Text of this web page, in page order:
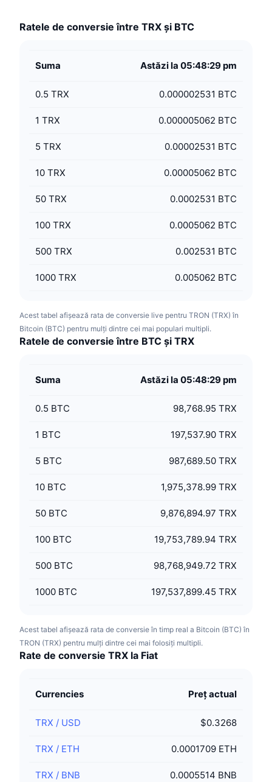
Ratele de conversie între TRX și BTC
Suma Astăzi la 05:48:29 pm
0.5 TRX 0.000002531 BTC
1 TRX 0.000005062 BTC
5 TRX 0.00002531 BTC
10 TRX 0.00005062 BTC
50 TRX 0.0002531 BTC
100 TRX 0.0005062 BTC
500 TRX 0.002531 BTC
1000 TRX 0.005062 BTC
Acest tabel afișează rata de conversie live pentru TRON (TRX) în
Bitcoin (BTC) pentru mulți dintre cei mai populari multipli.
Ratele de conversie între BTC și TRX
Suma Astăzi la 05:48:29 pm
0.5 BTC 98,768.95 TRX
1 BTC 197,537.90 TRX
5 BTC 987,689.50 TRX
10 BTC 1,975,378.99 TRX
50 BTC 9,876,894.97 TRX
100 BTC 19,753,789.94 TRX
500 BTC 98,768,949.72 TRX
1000 BTC 197,537,899.45 TRX
Acest tabel afișează rata de conversie în timp real a Bitcoin (BTC) în
TRON (TRX) pentru mulți dintre cei mai folosiți multipli.
Rate de conversie TRX la Fiat
Currencies Preț actual
TRX / USD $0.3268
TRX / ETH 0.0001709 ETH
TRX / BNB 0.0005514 BNB